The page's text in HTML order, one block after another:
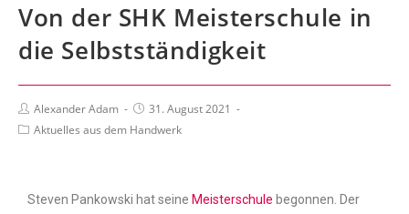
Von der SHK Meisterschule in
die Selbstständigkeit
Alexander Adam
31. August 2021
Aktuelles aus dem Handwerk
Steven Pankowski hat seine Meisterschule begonnen. Der